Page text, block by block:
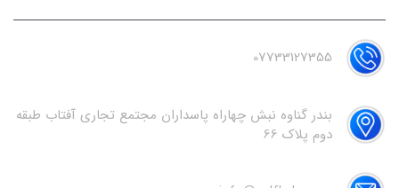
07733127355
بندر گناوه نبش چهاراه پاسداران مجتمع تجاری آفتاب طبقه
دوم پلاک 66